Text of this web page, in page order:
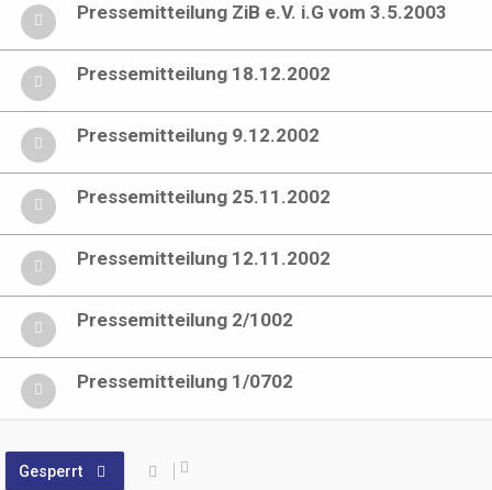
Pressemitteilung ZiB e.V. i.G vom 3.5.2003
Pressemitteilung 18.12.2002
Pressemitteilung 9.12.2002
Pressemitteilung 25.11.2002
Pressemitteilung 12.11.2002
Pressemitteilung 2/1002
Pressemitteilung 1/0702
Gesperrt